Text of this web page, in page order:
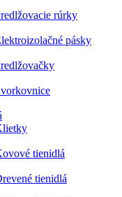
rúrky
pásky
tienidlá
tienidlá